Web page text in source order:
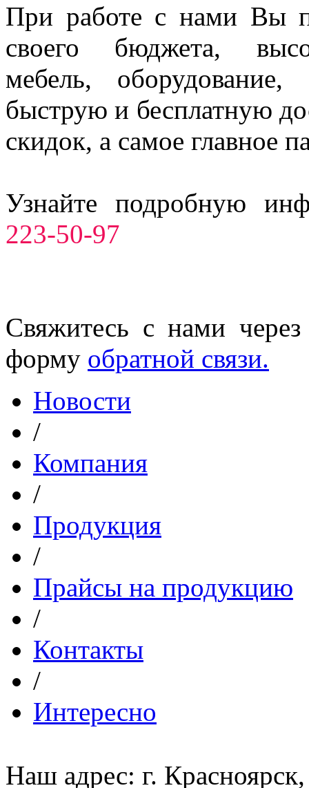
При работе с нами Вы
своего бюджета,
мебель,
быструю и бесплатную
скидок, а самое главное
Узнайте подробную
223-50-97
Свяжитесь с нами
форму обратной связи.
Новости
/
Компания
/
Продукция
/
Прайсы на продукцию
/
Контакты
/
Интересно
Наш адрес: г.